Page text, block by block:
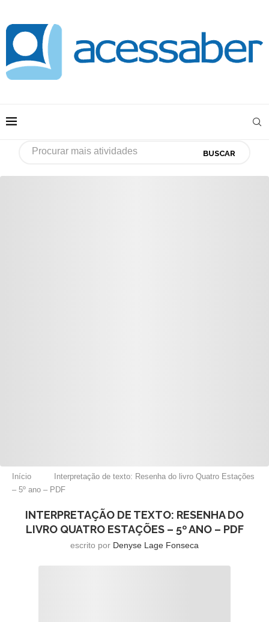
BUSCAR
Início
Interpretação de texto: Resenha do livro Quatro Estações
– 5º ano – PDF
INTERPRETAÇÃO DE TEXTO: RESENHA DO
LIVRO QUATRO ESTAÇÕES – 5º ANO – PDF
escrito por Denyse Lage Fonseca